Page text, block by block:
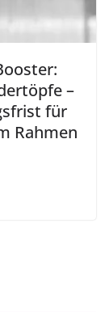
–
für
Rahmen